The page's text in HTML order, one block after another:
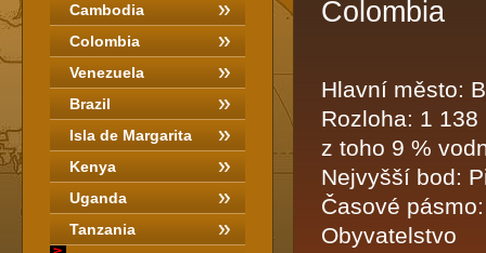
Colombia
Hlavní město:
Rozloha: 1 138
z toho 9 %
Nejvyšší bod:
Časové
Obyvatelstvo
Cambodia
Colombia
Venezuela
Brazil
Isla de Margarita
Kenya
Uganda
Tanzania